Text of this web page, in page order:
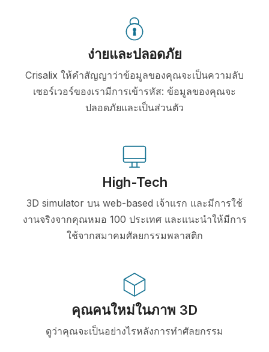
ง่ายและปลอดภัย
Crisalix ให้คำสัญญาว่าข้อมูลของคุณจะเป็นความลับ
เซอร์เวอร์ของเรามีการเข้ารหัส: ข้อมูลของคุณจะ
ปลอดภัยและเป็นส่วนตัว
High-Tech
3D simulator บน web-based เจ้าแรก และมีการใช้
งานจริงจากคุณหมอ 100 ประเทศ และแนะนำให้มีการ
ใช้จากสมาคมศัลยกรรมพลาสติก
คุณคนใหม่ในภาพ 3D
ดูว่าคุณจะเป็นอย่างไรหลังการทำศัลยกรรม